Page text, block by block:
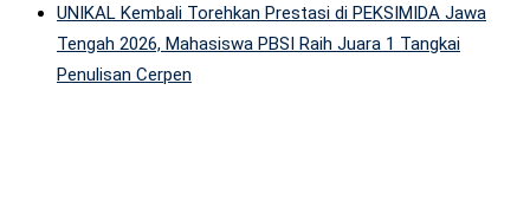
UNIKAL Kembali Torehkan Prestasi di PEKSIMIDA Jawa
Tengah 2026, Mahasiswa PBSI Raih Juara 1 Tangkai
Penulisan Cerpen